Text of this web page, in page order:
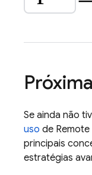
Se ainda não
uso de
principais
estratégias